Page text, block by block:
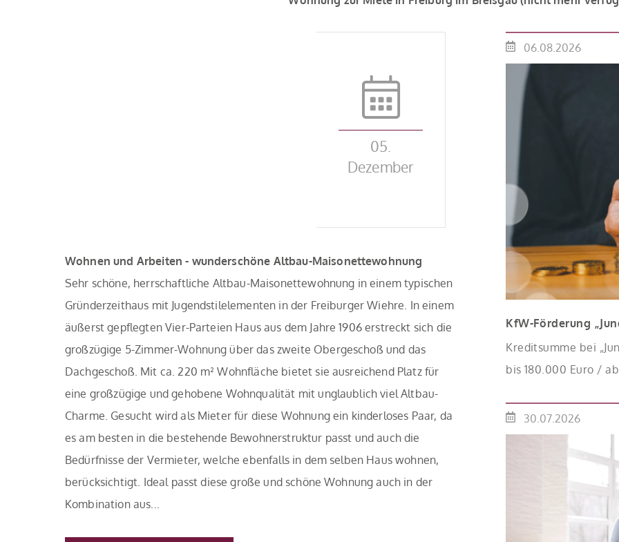
05.
Dezember
Wohnen und Arbeiten - wunderschöne Altbau-Maisonettewohnung
Sehr schöne, herrschaftliche Altbau-Maisonettewohnung in einem typischen
Gründerzeithaus mit Jugendstilelementen in der Freiburger Wiehre. In einem
äußerst gepflegten Vier-Parteien Haus aus dem Jahre 1906 erstreckt sich die
großzügige 5-Zimmer-Wohnung über das zweite Obergeschoß und das
Dachgeschoß. Mit ca. 220 m² Wohnfläche bietet sie ausreichend Platz für
eine großzügige und gehobene Wohnqualität mit unglaublich viel Altbau-
Charme. Gesucht wird als Mieter für diese Wohnung ein kinderloses Paar, da
es am besten in die bestehende Bewohnerstruktur passt und auch die
Bedürfnisse der Vermieter, welche ebenfalls in dem selben Haus wohnen,
berücksichtigt. Ideal passt diese große und schöne Wohnung auch in der
Kombination aus...
06.08.2026
KfW-Förderung
Kreditsumme bei
bis 180.000 Euro /
effektiv bei 35 Jahren
Antragstellende
binnen 54 Monaten
30.07.2026